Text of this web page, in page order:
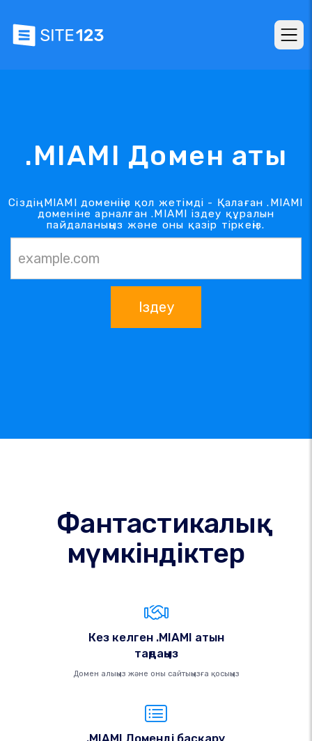
.MIAMI Домен аты
Сіздің .MIAMI доменіңіз қол жетімді - Қалаған .MIAMI
доменіне арналған .MIAMI іздеу құралын
пайдаланыңыз және оны қазір тіркеңіз.
Іздеу
Фантастикалық
мүмкіндіктер
Кез келген .MIAMI атын
таңдаңыз
Домен алыңыз және оны сайтыңызға қосыңыз
.MIAMI Доменді басқару